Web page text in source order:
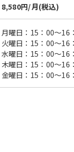
8,580円/月(税込)
月曜日：15：00〜16
火曜日：15：00〜16
水曜日：15：00〜16
木曜日：15：00〜16
金曜日：15：00〜16